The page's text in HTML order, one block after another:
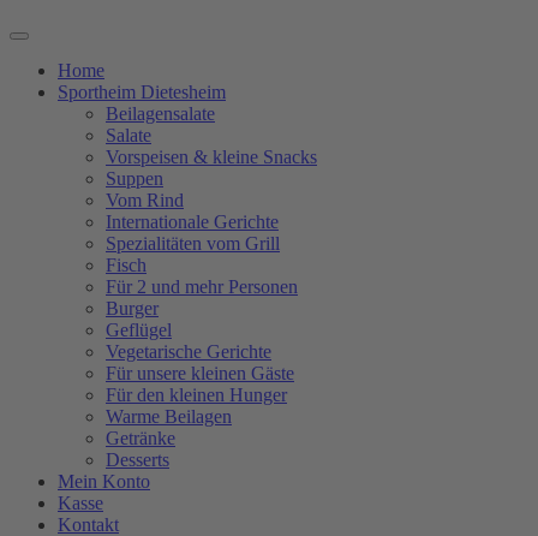
Home
Sportheim Dietesheim
Beilagensalate
Salate
Vorspeisen & kleine Snacks
Suppen
Vom Rind
Internationale Gerichte
Spezialitäten vom Grill
Fisch
Für 2 und mehr Personen
Burger
Geflügel
Vegetarische Gerichte
Für unsere kleinen Gäste
Für den kleinen Hunger
Warme Beilagen
Getränke
Desserts
Mein Konto
Kasse
Kontakt